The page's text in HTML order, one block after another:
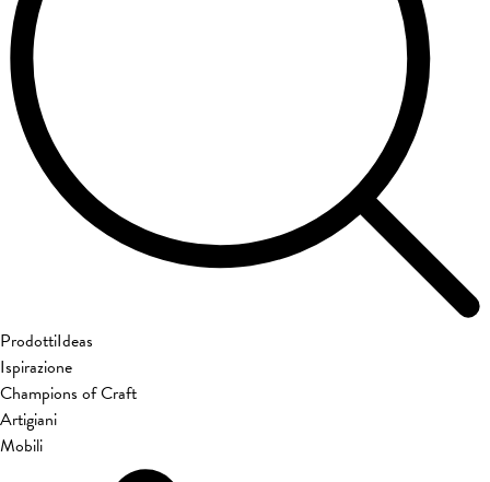
ProdottiIdeas
Ispirazione
Champions of Craft
Artigiani
Mobili